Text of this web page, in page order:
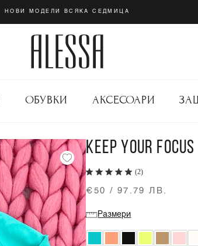
НОВИ МОДЕЛИ ВСЯКА СЕДМИЦА
ОБУВКИ АКСЕСОАРИ
KEEP YOUR
(2)
€50 / 97.79 ЛВ.
Размери